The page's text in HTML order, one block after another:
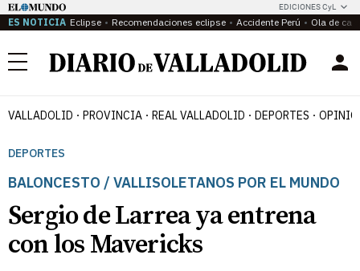
EDICIONES CyL
ES NOTICIA Eclipse Recomendaciones eclipse Accidente Perú Ola de
Menú
VALLADOLID PROVINCIA REAL VALLADOLID DEPORTES
DEPORTES
BALONCESTO / VALLISOLETANOS POR EL MUNDO
Sergio de Larrea ya entrena
con los Mavericks